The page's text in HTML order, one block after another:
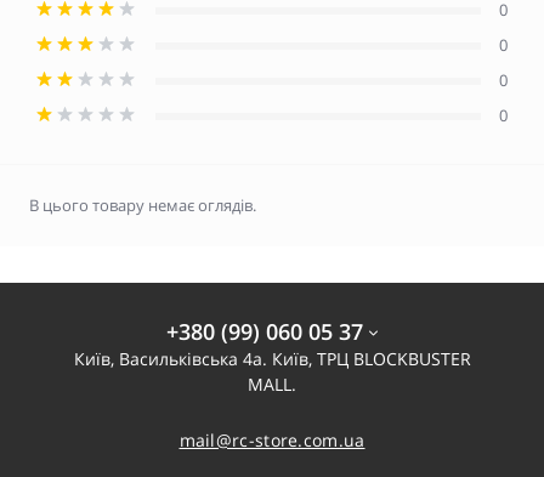
0
0
0
0
В цього товару немає оглядів.
+380 (99) 060 05 37
Київ, Васильківська 4а. Київ, ТРЦ BLOCKBUSTER
MALL.
mail@rc-store.com.ua